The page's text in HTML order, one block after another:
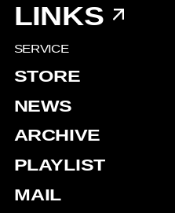
LINKS
SERVICE
STORE
NEWS
ARCHIVE
PLAYLIST
MAIL